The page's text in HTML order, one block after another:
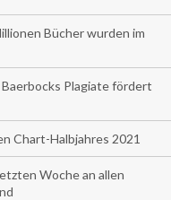
Bücher wurden im
Plagiate fördert
Chart-Halbjahres 2021
Woche an allen